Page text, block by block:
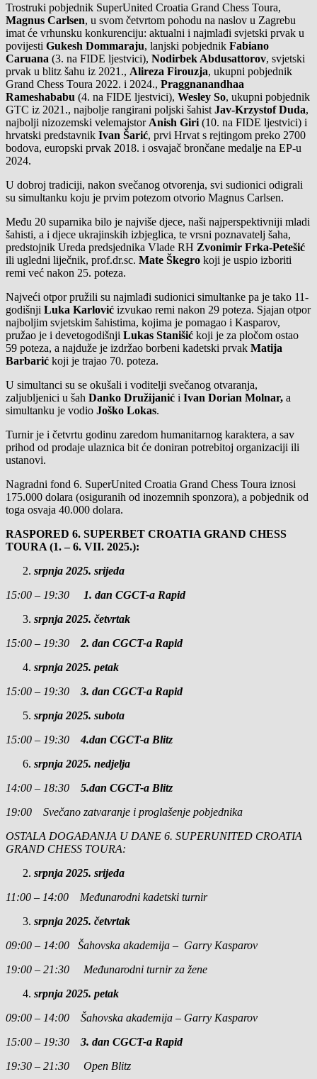
Trostruki pobjednik SuperUnited Croatia Grand Chess Toura,
Magnus Carlsen, u svom četvrtom pohodu na naslov u Zagrebu
imat će vrhunsku konkurenciju: aktualni i najmlađi svjetski prvak u
povijesti Gukesh Dommaraju, lanjski pobjednik Fabiano
Caruana (3. na FIDE ljestvici), Nodirbek Abdusattorov, svjetski
prvak u blitz šahu iz 2021., Alireza Firouzja, ukupni pobjednik
Grand Chess Toura 2022. i 2024., Praggnanandhaa
Rameshababu (4. na FIDE ljestvici), Wesley So, ukupni pobjednik
GTC iz 2021., najbolje rangirani poljski šahist Jav-Krzystof Duda,
najbolji nizozemski velemajstor Anish Giri (10. na FIDE ljestvici) i
hrvatski predstavnik Ivan Šarić, prvi Hrvat s rejtingom preko 2700
bodova, europski prvak 2018. i osvajač brončane medalje na EP-u
2024.
U dobroj tradiciji, nakon svečanog otvorenja, svi sudionici odigrali
su simultanku koju je prvim potezom otvorio Magnus Carlsen.
Među 20 suparnika bilo je najviše djece, naši najperspektivniji mladi
šahisti, a i djece ukrajinskih izbjeglica, te vrsni poznavatelj šaha,
predstojnik Ureda predsjednika Vlade RH Zvonimir Frka-Petešić
ili ugledni liječnik, prof.dr.sc. Mate Škegro koji je uspio izboriti
remi već nakon 25. poteza.
Najveći otpor pružili su najmlađi sudionici simultanke pa je tako 11-
godišnji Luka Karlović izvukao remi nakon 29 poteza. Sjajan otpor
najboljim svjetskim šahistima, kojima je pomagao i Kasparov,
pružao je i devetogodišnji Lukas Stanišić koji je za pločom ostao
59 poteza, a najduže je izdržao borbeni kadetski prvak Matija
Barbarić koji je trajao 70. poteza.
U simultanci su se okušali i voditelji svečanog otvaranja,
zaljubljenici u šah Danko Družijanić i Ivan Dorian Molnar, a
simultanku je vodio Joško Lokas.
Turnir je i četvrtu godinu zaredom humanitarnog karaktera, a sav
prihod od prodaje ulaznica bit će doniran potrebitoj organizaciji ili
ustanovi.
Nagradni fond 6. SuperUnited Croatia Grand Chess Toura iznosi
175.000 dolara (osiguranih od inozemnih sponzora), a pobjednik od
toga osvaja 40.000 dolara.
RASPORED 6. SUPERBET CROATIA GRAND CHESS
TOURA (1. – 6. VII. 2025.):
srpnja 2025. srijeda
15:00 – 19:30
1. dan CGCT-a Rapid
srpnja 2025. četvrtak
15:00 – 19:30 2. dan CGCT-a Rapid
srpnja 2025. petak
15:00 – 19:30 3. dan CGCT-a Rapid
srpnja 2025. subota
15:00 – 19:30 4.dan CGCT-a Blitz
srpnja 2025. nedjelja
14:00 – 18:30 5.dan CGCT-a Blitz
19:00 Svečano zatvaranje i proglašenje pobjednika
OSTALA DOGAĐANJA U DANE 6. SUPERUNITED CROATIA
GRAND CHESS TOURA:
srpnja 2025. srijeda
11:00 – 14:00 Međunarodni kadetski turnir
srpnja 2025. četvrtak
09:00 – 14:00 Šahovska akademija – Garry Kasparov
19:00 – 21:30 Međunarodni turnir za žene
srpnja 2025. petak
09:00 – 14:00 Šahovska akademija – Garry Kasparov
15:00 – 19:30 3. dan CGCT-a Rapid
19:30 – 21:30 Open Blitz